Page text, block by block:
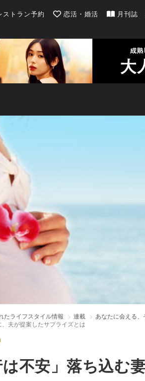
レンダー | 最新のグルメ、洗練されたラ
ストラン予約 恋活・婚活 月刊誌
たライフスタイル情報 連載
あなたに会える
、夫が提案したサプライズとは
は不安」落ち込む